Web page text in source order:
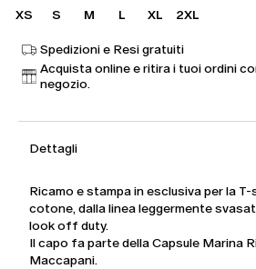
XS S M L XL 2XL
Spedizioni e Resi gratuiti
Acquista online e ritira i tuoi ordini
negozio.
Dettagli
Ricamo e stampa in esclusiva per la
cotone, dalla linea leggermente
look off duty.
Il capo fa parte della Capsule Marina
Maccapani.